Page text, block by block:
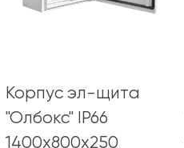
Корпус эл-щита
"Олбокс" IP66
1400х800х250